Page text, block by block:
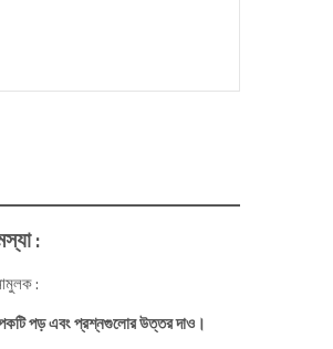
:
:
পড় এবং প্রশ্নগুলোর উত্তর দাও।